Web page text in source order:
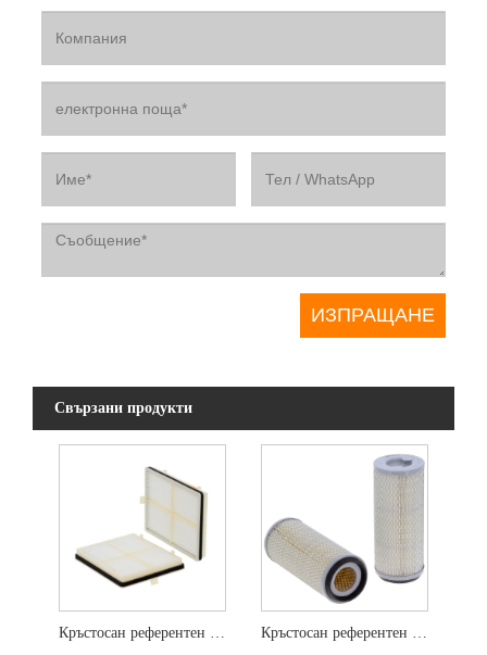
Свързани продукти
Кръстосан референтен въздушен филтър SC80104 Кръстосан референтен въздушен филтър P136390